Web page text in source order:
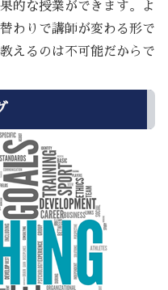
的な授業ができます。よ
わりで講師が変わる形で
えるのは不可能だからで